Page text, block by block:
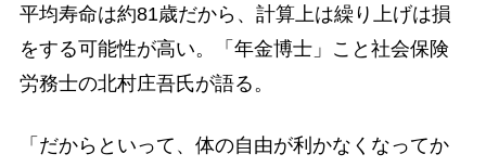
平均寿命は約81歳だから、計算上は繰り上げは損
をする可能性が高い。「年金博士」こと社会保険
労務士の北村庄吾氏が語る。
「だからといって、体の自由が利かなくなってか